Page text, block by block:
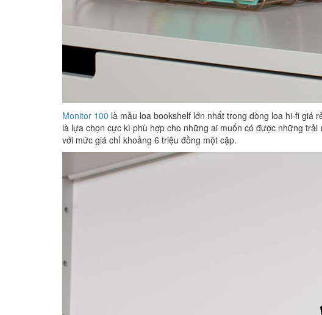
Monitor 100 là mẫu loa bookshelf lớn nhất trong dòng loa hi-fi giá
là lựa chọn cực kì phù hợp cho những ai muốn có được những
với mức giá chỉ khoảng 6 triệu đồng một cặp.